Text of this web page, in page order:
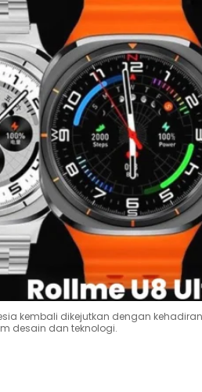
kembali dikejutkan dengan
desain dan teknologi.